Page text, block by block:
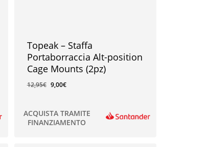
Topeak – Staffa
Portaborraccia Alt-position
Cage Mounts (2pz)
12,95€ 9,00€
9,00€
ACQUISTA TRAMITE
FINANZIAMENTO